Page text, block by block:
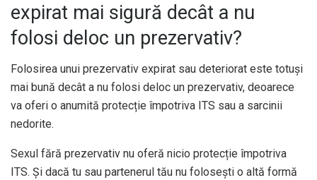
expirat mai sigură decât a nu
folosi deloc un prezervativ?
Folosirea unui prezervativ expirat sau deteriorat este totuși
mai bună decât a nu folosi deloc un prezervativ, deoarece
va oferi o anumită protecție împotriva ITS sau a sarcinii
nedorite.
Sexul fără prezervativ nu oferă nicio protecție împotriva
ITS. Și dacă tu sau partenerul tău nu folosești o altă formă